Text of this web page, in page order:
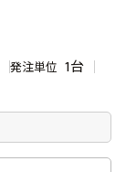
発注単位 1台